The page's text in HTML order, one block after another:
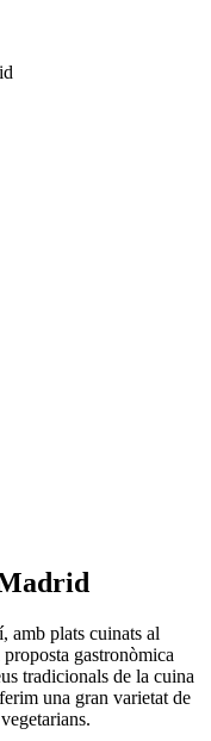
amb plats cuinats al
gastronòmica
tradicionals de la cuina
una gran varietat de